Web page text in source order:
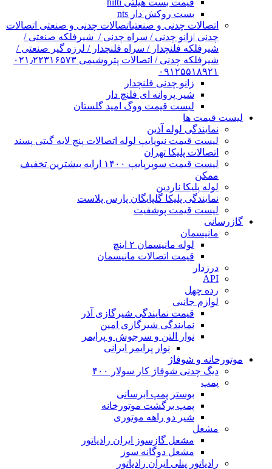
قیمت بست هیلتی hilti
بست روکش دار nts
اتصالات چدنی و صنعتیاتصالات چدنی و صنعتی اتصالات
چدنی |زانو چدنی / سراه چدنی / شیرفلکه صنعتی /
شیرفلکه فلنچدار / سراه فلنچدار / لرزه گیر صنعتی /
شیرفلکه چدنی / اتصالات پتروشیمی ۰۲۱٫۲۲۳۱۶۵۷۳
۰۹۱۲۵۵۱۸۹۲۱
زانو چدنی فلنچدار
شیر پروانه ای فلنچ دار
لیست قیمت ووگ امید گلستان
لیست قیمت ها
نمایندگی لوله آذین
لیست قیمت نیوپایپ لوله اتصالات پنج لایه گیتی پسند
اتصالات پلیکا تهران
لیست قیمت سوپرپایپ ۱۴۰۰ ارایه بیشترین تخفیف
ممکن
لوله پلیکا ناردین
نمایندگی پلیکا گلپایگان پارس پلاست
لیست قیمت پوشفیت
گازرسانی
مانیسمان
لوله مانیسمان ۲ اینچ
قیمت اتصالات مانیسمان
درزدار
API
رده چهل
لوازم جانبی
قیمت نمایندگی شیرگازی آذر
نمایندگی شیرگازی امین
نوار التن و سرجوش و پرایمر
نوار پرایمر ایرانی
موتورخانه و شوفاژ
دیگ چدنی شوفاژ کار سولار ۴۰۰
پمپ
بوستر پمپ ابرسانی
پمپ برگشت موتورخانه
شیر دو راهه موتوری
مشعل
مشعل گازسوز ایران رادیاتور
مشعل دوگانه سوز
رادیاتور پنلی ایران رادیاتور